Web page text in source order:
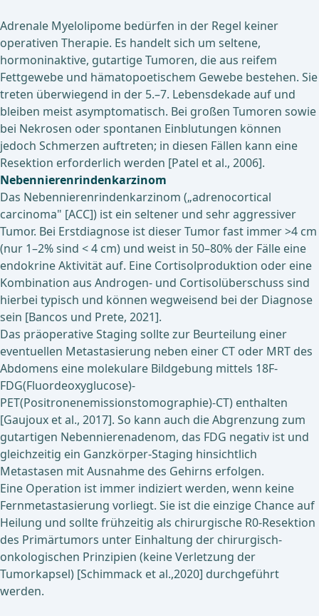
Adrenale Myelolipome bedürfen in der Regel keiner
operativen Therapie. Es handelt sich um seltene,
hormoninaktive, gutartige Tumoren, die aus reifem
Fettgewebe und hämatopoetischem Gewebe bestehen. Sie
treten überwiegend in der 5.–7. Lebensdekade auf und
bleiben meist asymptomatisch. Bei großen Tumoren sowie
bei Nekrosen oder spontanen Einblutungen können
jedoch Schmerzen auftreten; in diesen Fällen kann eine
Resektion erforderlich werden [Patel et al., 2006].
Nebennierenrindenkarzinom
Das Nebennierenrindenkarzinom („adrenocortical
carcinoma" [ACC]) ist ein seltener und sehr aggressiver
Tumor. Bei Erstdiagnose ist dieser Tumor fast immer >4 cm
(nur 1–2% sind < 4 cm) und weist in 50–80% der Fälle eine
endokrine Aktivität auf. Eine Cortisolproduktion oder eine
Kombination aus Androgen- und Cortisolüberschuss sind
hierbei typisch und können wegweisend bei der Diagnose
sein [Bancos und Prete, 2021].
Das präoperative Staging sollte zur Beurteilung einer
eventuellen Metastasierung neben einer CT oder MRT des
Abdomens eine molekulare Bildgebung mittels 18F-
FDG(Fluordeoxyglucose)-
PET(Positronenemissionstomographie)-CT) enthalten
[Gaujoux et al., 2017]. So kann auch die Abgrenzung zum
gutartigen Nebennierenadenom, das FDG negativ ist und
gleichzeitig ein Ganzkörper-Staging hinsichtlich
Metastasen mit Ausnahme des Gehirns erfolgen.
Eine Operation ist immer indiziert werden, wenn keine
Fernmetastasierung vorliegt. Sie ist die einzige Chance auf
Heilung und sollte frühzeitig als chirurgische R0-Resektion
des Primärtumors unter Einhaltung der chirurgisch-
onkologischen Prinzipien (keine Verletzung der
Tumorkapsel) [Schimmack et al.,2020] durchgeführt
werden.